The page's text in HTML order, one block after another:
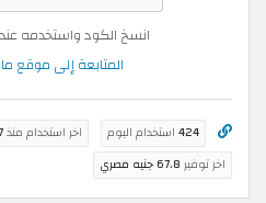
انسخ الكود واستخدمه عند
المتابعة إلى
424 استخدام اليوم اخر استخدام منذ7
اخر توفير 67.8 جنيه مصري